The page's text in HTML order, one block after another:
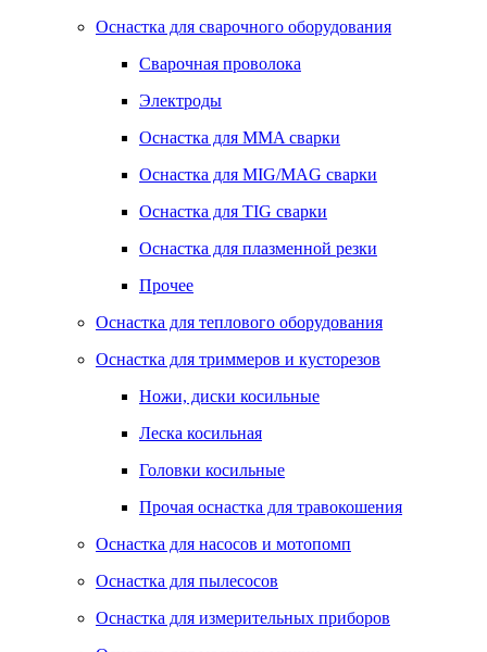
Оснастка для сварочного оборудования
Сварочная проволока
Электроды
Оснастка для MMA сварки
Оснастка для MIG/MAG сварки
Оснастка для TIG сварки
Оснастка для плазменной резки
Прочее
Оснастка для теплового оборудования
Оснастка для триммеров и кусторезов
Ножи, диски косильные
Леска косильная
Головки косильные
Прочая оснастка для травокошения
Оснастка для насосов и мотопомп
Оснастка для пылесосов
Оснастка для измерительных приборов